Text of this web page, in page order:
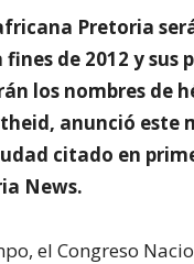
Pretoria
de 2012 y sus
los nombres de
anunció este
citado en
News.
el Congreso